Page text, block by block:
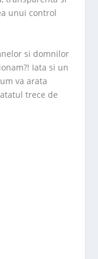
unui control
si domnilor
Iata si un
va arata
trece de